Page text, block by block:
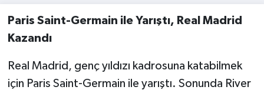
Paris Saint-Germain ile Yarıştı, Real Madrid
Kazandı
Real Madrid, genç yıldızı kadrosuna katabilmek
için Paris Saint-Germain ile yarıştı. Sonunda River